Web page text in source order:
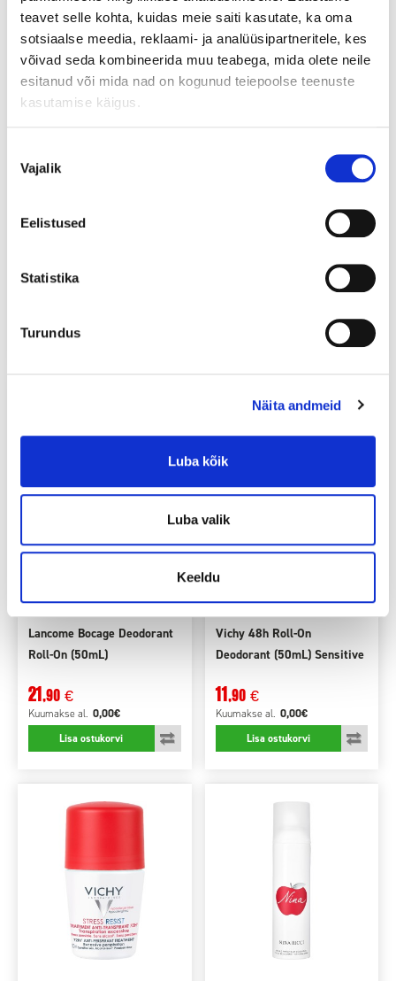
teavet selle kohta, kuidas meie saiti kasutate, ka oma
sotsiaalse meedia, reklaami- ja analüüsipartneritele, kes
võivad seda kombineerida muu teabega, mida olete neile
esitanud või mida nad on kogunud teiepoolse teenuste
kasutamise käigus.
valik
Vajalik
Eelistused
Statistika
Turundus
Näita andmeid
Luba kõik
Luba valik
Keeldu
Collistar Multi Active
Aluminium Salts (100mL)
14,90
Lisa ostukorvi
Lancome Bocage Gentle
Lancome Bocage Deodorant
Roll-On (50mL)
21,90 €
Kuumakse al. 0,00€
Lisa ostukorvi
Vichy 48h Roll-On
Deodorant (50mL) Sensitive
11,90 €
Kuumakse al. 0,00€
Lisa ostukorvi